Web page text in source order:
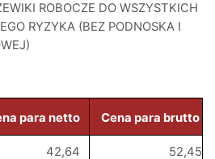
ROBOCZE DO WSZYSTKICH
RYZYKA (BEZ PODNOSKA I
para netto Cena para brutto
42,64 52,45